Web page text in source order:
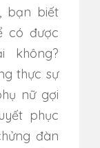
bạn biết
có được
không?
thực sự
nữ gợi
phục
đàn